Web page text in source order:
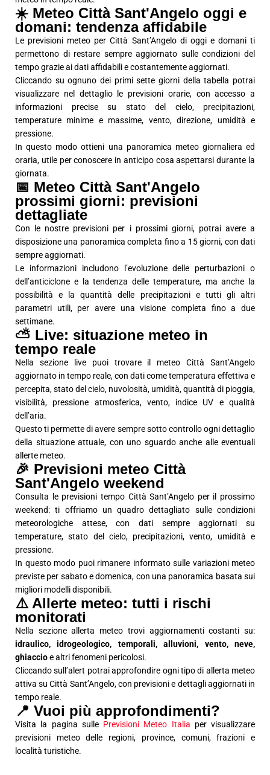
☀️ Meteo Città Sant'Angelo oggi e
domani: tendenza affidabile
Le previsioni meteo per Città Sant’Angelo di oggi e domani ti
permettono di restare sempre aggiornato sulle condizioni del
tempo grazie ai dati affidabili e costantemente aggiornati.
Cliccando su ognuno dei primi sette giorni della tabella potrai
visualizzare nel dettaglio le previsioni orarie, con accesso a
informazioni precise su stato del cielo, precipitazioni,
temperature minime e massime, vento, direzione, umidità e
pressione.
In questo modo ottieni una panoramica meteo giornaliera ed
oraria, utile per conoscere in anticipo cosa aspettarsi durante la
giornata.
📅 Meteo Città Sant'Angelo
prossimi giorni: previsioni
dettagliate
Con le nostre previsioni per i prossimi giorni, potrai avere a
disposizione una panoramica completa fino a 15 giorni, con dati
sempre aggiornati.
Le informazioni includono l’evoluzione delle perturbazioni o
dell’anticiclone e la tendenza delle temperature, ma anche la
possibilità e la quantità delle precipitazioni e tutti gli altri
parametri utili, per avere una visione completa fino a due
settimane.
⛅ Live: situazione meteo in
tempo reale
Nella sezione live puoi trovare il meteo Città Sant’Angelo
aggiornato in tempo reale, con dati come temperatura effettiva e
percepita, stato del cielo, nuvolosità, umidità, quantità di pioggia,
visibilità, pressione atmosferica, vento, indice UV e qualità
dell’aria.
Questo ti permette di avere sempre sotto controllo ogni dettaglio
della situazione attuale, con uno sguardo anche alle eventuali
allerte meteo.
🎉 Previsioni meteo Città
Sant'Angelo weekend
Consulta le previsioni tempo Città Sant’Angelo per il prossimo
weekend: ti offriamo un quadro dettagliato sulle condizioni
meteorologiche attese, con dati sempre aggiornati su
temperature, stato del cielo, precipitazioni, vento, umidità e
pressione.
In questo modo puoi rimanere informato sulle variazioni meteo
previste per sabato e domenica, con una panoramica basata sui
migliori modelli disponibili.
⚠️ Allerte meteo: tutti i rischi
monitorati
Nella sezione allerta meteo trovi aggiornamenti costanti su:
idraulico, idrogeologico, temporali, alluvioni, vento, neve,
ghiaccioe altri fenomeni pericolosi.
Cliccando sull’alert potrai approfondire ogni tipo di allerta meteo
attiva su Città Sant’Angelo, con previsioni e dettagli aggiornati in
tempo reale.
📍 Vuoi più approfondimenti?
Visita la pagina sulle Previsioni Meteo Italia per visualizzare
previsioni meteo delle regioni, province, comuni, frazioni e
località turistiche.